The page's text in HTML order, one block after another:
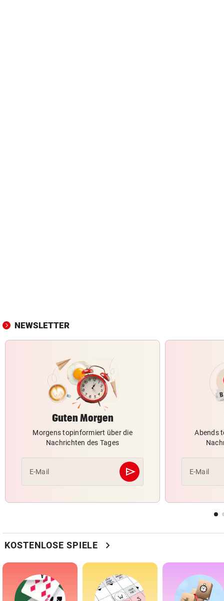
NEWSLETTER
Guten Morgen
Morgens topinformiert über die
Nachrichten des Tages
E-Mail send
Abschicken
Abends
E-Mail
KOSTENLOSE SPIELE chevron_right